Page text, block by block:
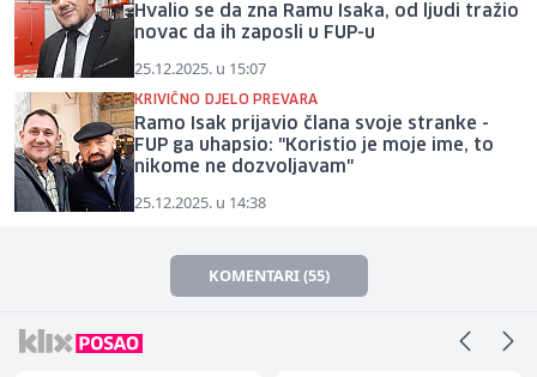
Hvalio se da zna Ramu Isaka, od ljudi tražio
novac da ih zaposli u FUP-u
25.12.2025. u 15:07
KRIVIČNO DJELO PREVARA
Ramo Isak prijavio člana svoje stranke -
FUP ga uhapsio: "Koristio je moje ime, to
nikome ne dozvoljavam"
25.12.2025. u 14:38
KOMENTARI (55)